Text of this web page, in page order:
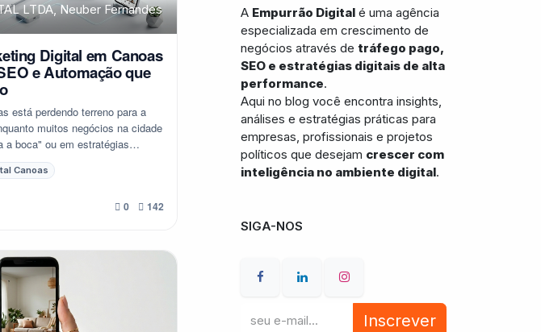
LTDA, Neuber Fernandes
Digital em Canoas
e Automação que
está perdendo terreno para a
muitos negócios na cidade
a boca" ou em estratégias
de Canoas exige...
Canoas
0 142
A Empurrão Digital é uma agência
especializada em crescimento de
negócios através de tráfego pago,
SEO e estratégias digitais de alta
performance.
Aqui no blog você encontra insights,
análises e estratégias práticas para
empresas, profissionais e projetos
políticos que desejam crescer com
inteligência no ambiente digital.
SIGA-NOS
Inscrever